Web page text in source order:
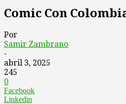
Comic Con
Por
Samir Zambrano
-
abril 3, 2025
245
0
Facebook
Linkedin